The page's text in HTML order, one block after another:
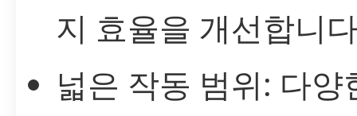
지 효율을 개선합니
넓은 작동 범위: 다양